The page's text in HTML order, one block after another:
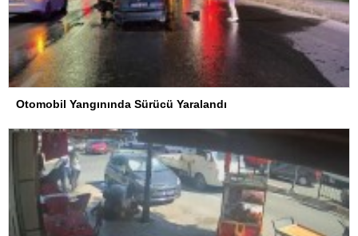
Otomobil Yangınında Sürücü Yaralandı